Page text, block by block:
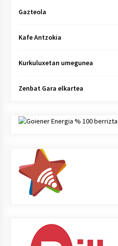
Gazteola
Kafe Antzokia
Kurkuluxetan umegunea
Zenbat Gara elkartea